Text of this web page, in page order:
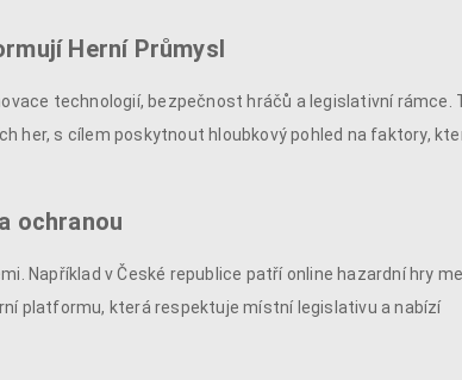
Herní Průmysl
technologií, bezpečnost hráčů a legislativní rámce.
her, s cílem poskytnout hloubkový pohled na faktory,
ochranou
Například v České republice patří online hazardní hry
platformu, která respektuje místní legislativu a nabízí